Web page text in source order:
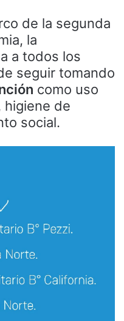
de la segunda
la
a todos los
seguir tomando
como uso
higiene de
social.